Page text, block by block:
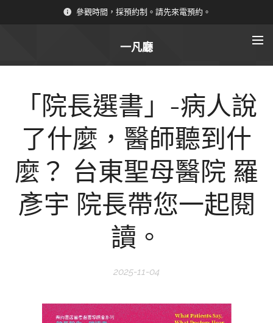
參觀時間，採預約制。請先來電預約。
一凡廳
「院長選書」-病人說
了什麼，醫師聽到什
麼？ 台東聖母醫院 羅
彥宇 院長帶您一起閱
讀。
2025-11-04